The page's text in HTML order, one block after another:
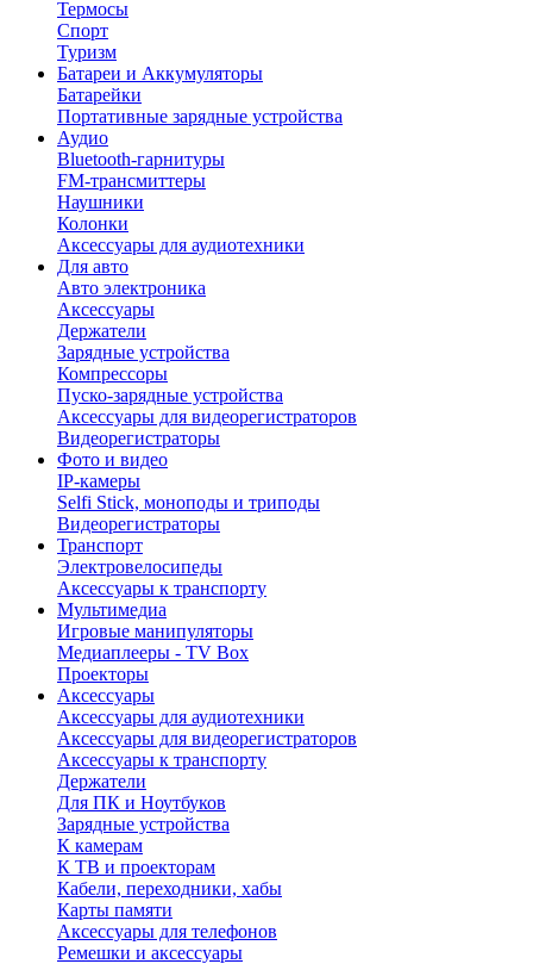
Термосы
Спорт
Туризм
Батареи и Аккумуляторы
Батарейки
Портативные зарядные устройства
Аудио
Bluetooth-гарнитуры
FM-трансмиттеры
Наушники
Колонки
Аксессуары для аудиотехники
Для авто
Авто электроника
Аксессуары
Держатели
Зарядные устройства
Компрессоры
Пуско-зарядные устройства
Аксессуары для видеорегистраторов
Видеорегистраторы
Фото и видео
IP-камеры
Selfi Stick, моноподы и триподы
Видеорегистраторы
Транспорт
Электровелосипеды
Аксессуары к транспорту
Мультимедиа
Игровые манипуляторы
Медиаплееры - TV Box
Проекторы
Аксессуары
Аксессуары для аудиотехники
Аксессуары для видеорегистраторов
Аксессуары к транспорту
Держатели
Для ПК и Ноутбуков
Зарядные устройства
К камерам
К ТВ и проекторам
Кабели, переходники, хабы
Карты памяти
Аксессуары для телефонов
Ремешки и аксессуары